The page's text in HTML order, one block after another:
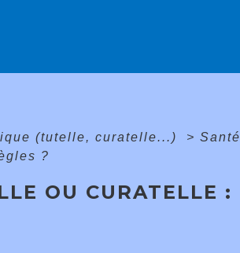
(tutelle, curatelle...) > Santé
?
OU CURATELLE :